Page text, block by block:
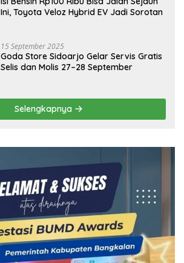
Ini, Toyota Veloz Hybrid EV Jadi Sorotan
15 September 2025
Goda Store Sidoarjo Gelar Servis Gratis
Selis dan Molis 27–28 September
Selengkapnya